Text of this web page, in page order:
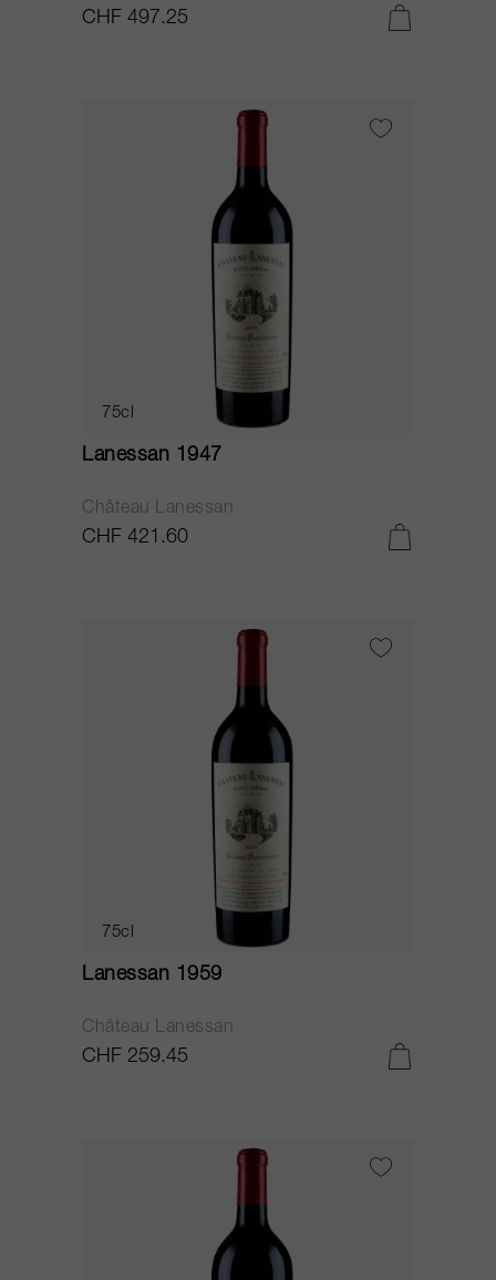
CHF 497.25
75cl
Lanessan 1947
Château Lanessan
CHF 421.60
75cl
Lanessan 1959
Château Lanessan
CHF 259.45